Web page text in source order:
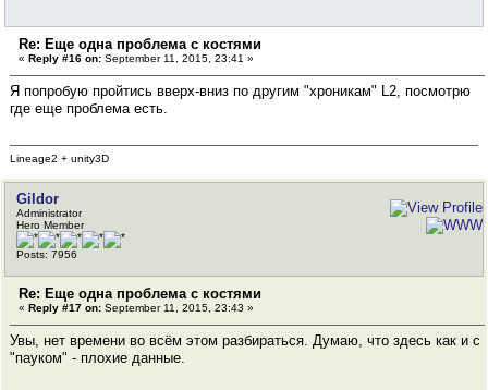
Re: Еще одна проблема с костями
« Reply #16 on: September 11, 2015, 23:41 »
Я попробую пройтись вверх-вниз по другим "хроникам" L2, посмотрю
где еще проблема есть.
Lineage2 + unity3D
Gildor
Administrator
Hero Member
Posts: 7956
Re: Еще одна проблема с костями
« Reply #17 on: September 11, 2015, 23:43 »
Увы, нет времени во всём этом разбираться. Думаю, что здесь как и с
"пауком" - плохие данные.